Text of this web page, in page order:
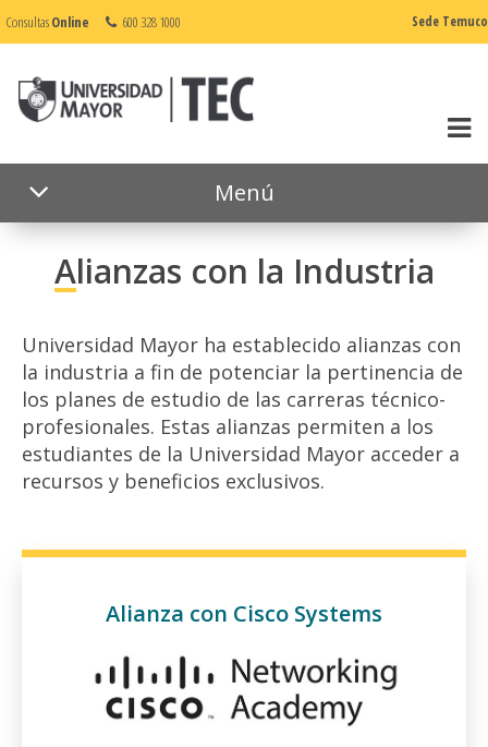
ConsultasOnline 600 328 1000 Sede Temuco
Menú
Alianzas con la Industria
Universidad Mayor ha establecido alianzas con
la industria a fin de potenciar la pertinencia de
los planes de estudio de las carreras técnico-
profesionales. Estas alianzas permiten a los
estudiantes de la Universidad Mayor acceder a
recursos y beneficios exclusivos.
Alianza con Cisco Systems